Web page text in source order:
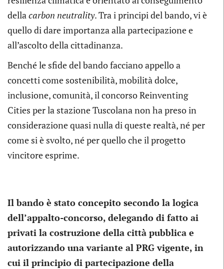
dellacarbon neutrality. Tra i principi del bando, vi è
quello di dare importanza alla partecipazione e
all’ascolto della cittadinanza.
Benché le sfide del bando facciano appello a
concetti come sostenibilità, mobilità dolce,
inclusione, comunità, il concorso Reinventing
Cities per la stazione Tuscolana non ha preso in
considerazione quasi nulla di queste realtà, né per
come si è svolto, né per quello che il progetto
vincitore esprime.
Il bando è stato concepito secondo la logica
dell’appalto-concorso, delegando di fatto ai
privati la costruzione della città pubblica e
autorizzando una variante al PRG vigente, in
cui il principio di partecipazione della